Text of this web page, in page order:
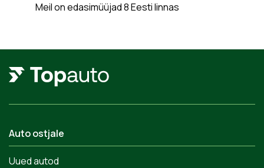
Meil on edasimüüjad 8 Eesti linnas
Auto ostjale
Uued autod